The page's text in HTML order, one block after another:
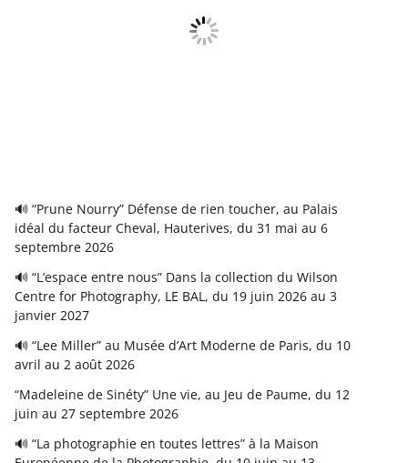
🔊 “Prune Nourry” Défense de rien toucher, au Palais
idéal du facteur Cheval, Hauterives, du 31 mai au 6
septembre 2026
🔊 “L’espace entre nous” Dans la collection du Wilson
Centre for Photography, LE BAL, du 19 juin 2026 au 3
janvier 2027
🔊 “Lee Miller” au Musée d’Art Moderne de Paris, du 10
avril au 2 août 2026
“Madeleine de Sinéty” Une vie, au Jeu de Paume, du 12
juin au 27 septembre 2026
🔊 “La photographie en toutes lettres” à la Maison